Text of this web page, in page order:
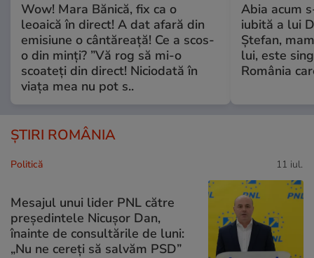
Wow! Mara Bănică, fix ca o
leoaică în direct! A dat afară din
emisiune o cântăreață! Ce a scos-
o din minți? ”Vă rog să mi-o
scoateți din direct! Niciodată în
viața mea nu pot s..
Abia acum
iubită a lui
Ștefan,
lui, este
România
ȘTIRI ROMÂNIA
Politică 11 iul.
Mesajul unui lider PNL către
președintele Nicușor Dan,
înainte de consultările de luni:
„Nu ne cereți să salvăm PSD”